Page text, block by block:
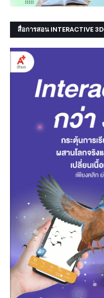
สื่อการสอน INTERACTIVE 3D